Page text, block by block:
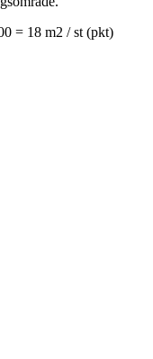
= 18 m2 / st (pkt)